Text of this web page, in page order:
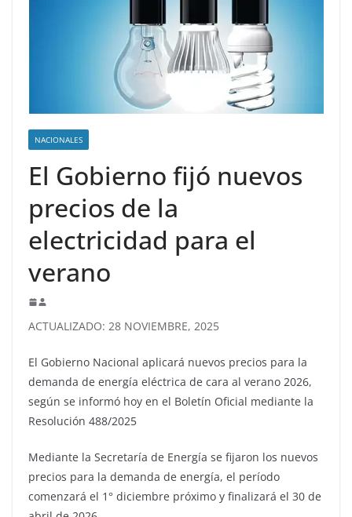
NACIONALES
El Gobierno fijó nuevos
precios de la
electricidad para el
verano
ACTUALIZADO: 28 NOVIEMBRE, 2025
El Gobierno Nacional aplicará nuevos precios para la
demanda de energía eléctrica de cara al verano 2026,
según se informó hoy en el Boletín Oficial mediante la
Resolución 488/2025
Mediante la Secretaría de Energía se fijaron los nuevos
precios para la demanda de energía, el período
comenzará el 1° diciembre próximo y finalizará el 30 de